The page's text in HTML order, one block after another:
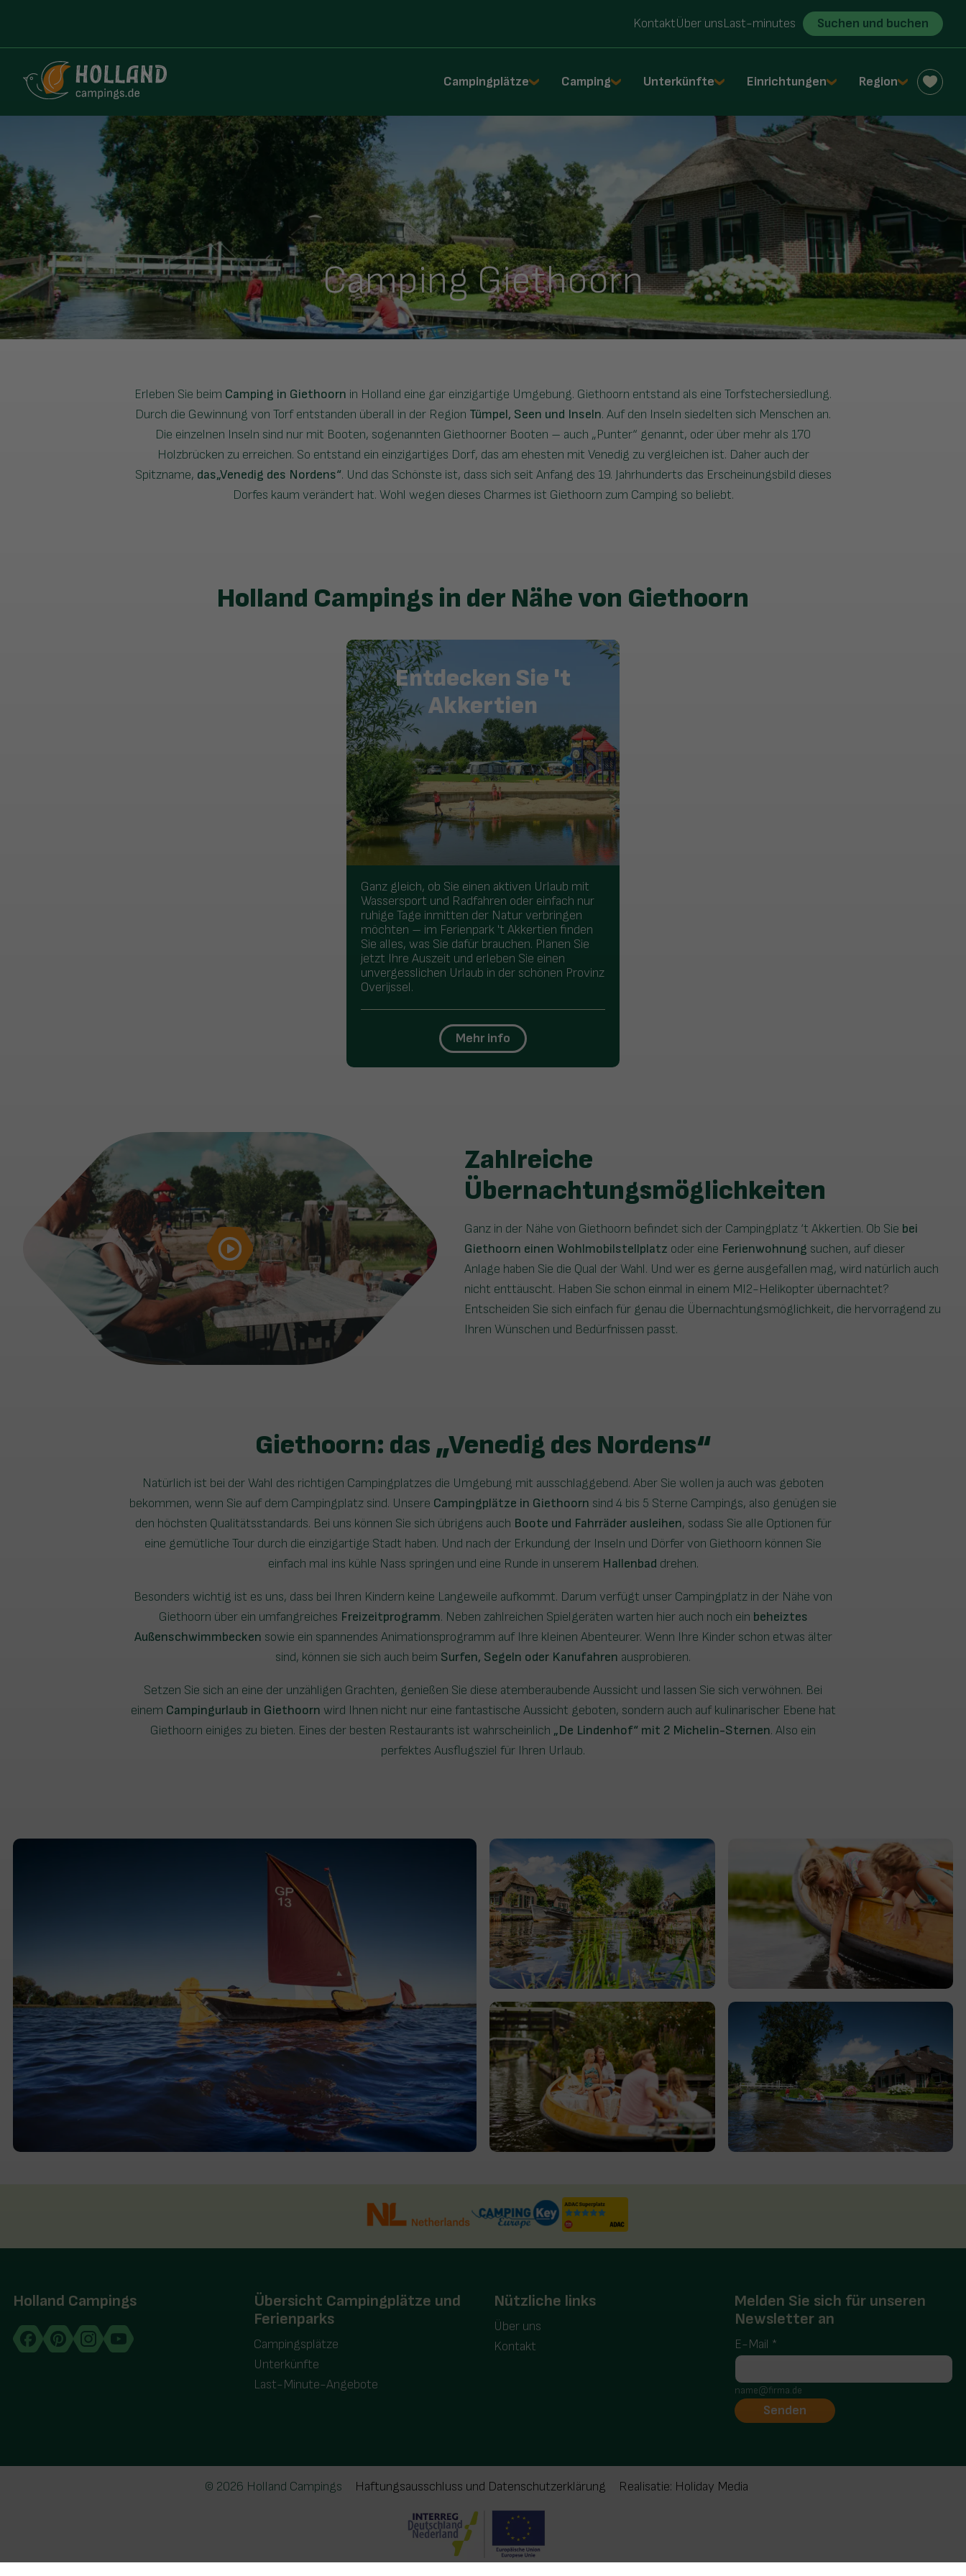
KontaktÜber unsLast-minutes Suchen und buchen
Campingplätze Camping Unterkünfte Einrichtungen Region
Camping Giethoorn
Erleben Sie beim Camping in Giethoorn in Holland eine gar einzigartige Umgebung. Giethoorn entstand als eine Torfstechersiedlung.
Durch die Gewinnung von Torf entstanden überall in der Region Tümpel, Seen und Inseln. Auf den Inseln siedelten sich Menschen an.
Die einzelnen Inseln sind nur mit Booten, sogenannten Giethoorner Booten – auch „Punter“ genannt, oder über mehr als 170
Holzbrücken zu erreichen. So entstand ein einzigartiges Dorf, das am ehesten mit Venedig zu vergleichen ist. Daher auch der
Spitzname, das„Venedig des Nordens“. Und das Schönste ist, dass sich seit Anfang des 19. Jahrhunderts das Erscheinungsbild dieses
Dorfes kaum verändert hat. Wohl wegen dieses Charmes ist Giethoorn zum Camping so beliebt.
Holland Campings in der Nähe von Giethoorn
Entdecken Sie 't
Akkertien
Ganz gleich, ob Sie einen aktiven Urlaub mit
Wassersport und Radfahren oder einfach nur
ruhige Tage inmitten der Natur verbringen
möchten – im Ferienpark 't Akkertien finden
Sie alles, was Sie dafür brauchen. Planen Sie
jetzt Ihre Auszeit und erleben Sie einen
unvergesslichen Urlaub in der schönen Provinz
Overijssel.
Mehr info
Zahlreiche
Übernachtungsmöglichkeiten
Ganz in der Nähe von Giethoorn befindet sich der Campingplatz ‘t Akkertien. Ob Sie bei
Giethoorn einen Wohlmobilstellplatz oder eine Ferienwohnung suchen, auf dieser
Anlage haben Sie die Qual der Wahl. Und wer es gerne ausgefallen mag, wird natürlich auch
nicht enttäuscht. Haben Sie schon einmal in einem MI2-Helikopter übernachtet?
Entscheiden Sie sich einfach für genau die Übernachtungsmöglichkeit, die hervorragend zu
Ihren Wünschen und Bedürfnissen passt.
Giethoorn: das „Venedig des Nordens“
Natürlich ist bei der Wahl des richtigen Campingplatzes die Umgebung mit ausschlaggebend. Aber Sie wollen ja auch was geboten
bekommen, wenn Sie auf dem Campingplatz sind. Unsere Campingplätze in Giethoorn sind 4 bis 5 Sterne Campings, also genügen sie
den höchsten Qualitätsstandards. Bei uns können Sie sich übrigens auch Boote und Fahrräder ausleihen, sodass Sie alle Optionen für
eine gemütliche Tour durch die einzigartige Stadt haben. Und nach der Erkundung der Inseln und Dörfer von Giethoorn können Sie
einfach mal ins kühle Nass springen und eine Runde in unserem Hallenbad drehen.
Besonders wichtig ist es uns, dass bei Ihren Kindern keine Langeweile aufkommt. Darum verfügt unser Campingplatz in der Nähe von
Giethoorn über ein umfangreiches Freizeitprogramm. Neben zahlreichen Spielgeräten warten hier auch noch ein beheiztes
Außenschwimmbecken sowie ein spannendes Animationsprogramm auf Ihre kleinen Abenteurer. Wenn Ihre Kinder schon etwas älter
sind, können sie sich auch beim Surfen, Segeln oder Kanufahren ausprobieren.
Setzen Sie sich an eine der unzähligen Grachten, genießen Sie diese atemberaubende Aussicht und lassen Sie sich verwöhnen. Bei
einem Campingurlaub in Giethoorn wird Ihnen nicht nur eine fantastische Aussicht geboten, sondern auch auf kulinarischer Ebene hat
Giethoorn einiges zu bieten. Eines der besten Restaurants ist wahrscheinlich „De Lindenhof“ mit 2 Michelin-Sternen. Also ein
perfektes Ausflugsziel für Ihren Urlaub.
Holland Campings
Übersicht Campingplätze und
Ferienparks
Campingsplätze
Unterkünfte
Last-Minute-Angebote
Nützliche links
Über uns
Kontakt
Melden Sie sich für unseren
Newsletter an
E-Mail *
name@firma.de
© 2026 Holland Campings Haftungsausschluss und Datenschutzerklärung Realisatie: Holiday Media